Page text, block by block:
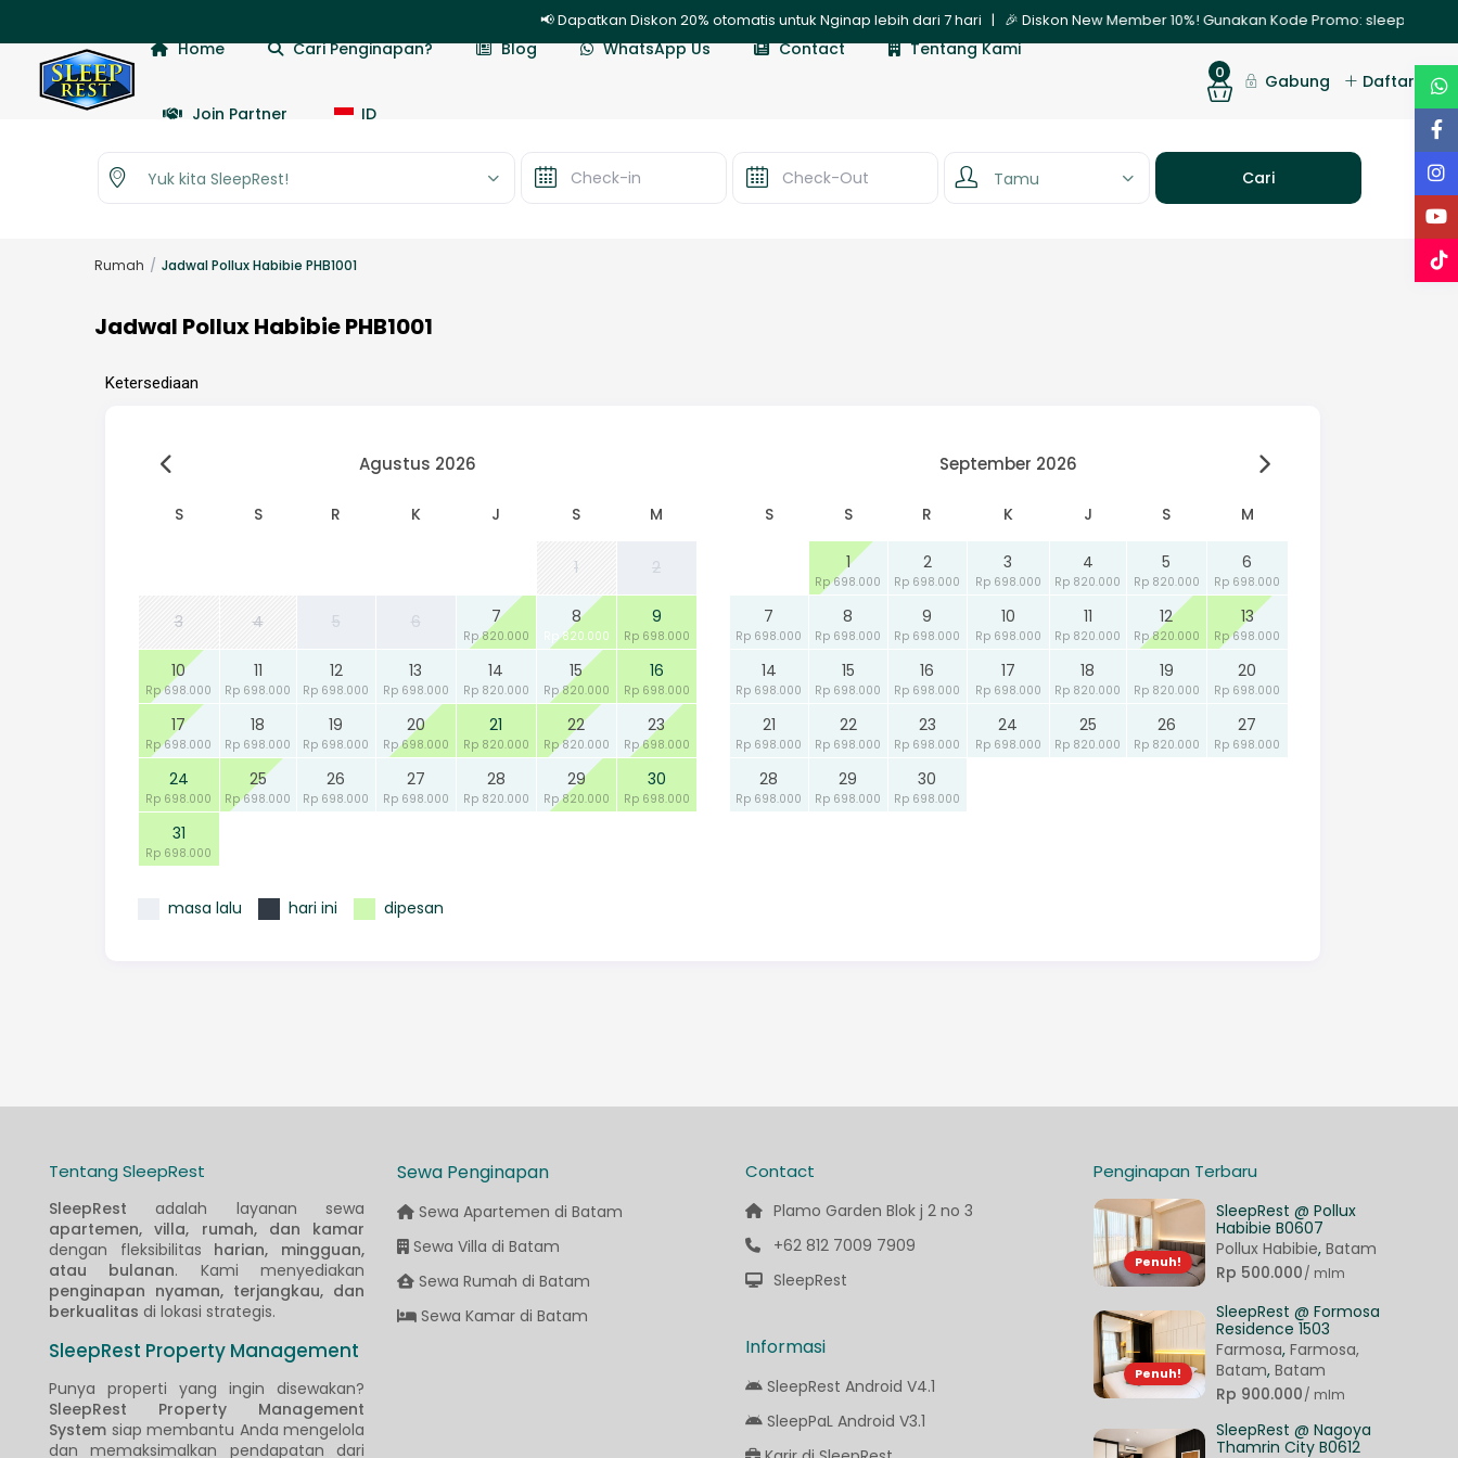
📢 Dapatkan Diskon 20% otomatis untuk Nginap lebih dari 7 hari | 🎉 Diskon New Member 10%! Gunakan Kode Promo: sleepnew
Home Cari Penginapan? Blog WhatsApp Us Contact Tentang Kami
Join Partner ID
0 Gabung Daftar
Yuk kita SleepRest! Tamu
Rumah Jadwal Pollux Habibie PHB1001
Jadwal Pollux Habibie PHB1001
Ketersediaan
Agustus 2026
S S R K J S M
1 2
3 4 5 6 7
Rp 820.000
8
Rp 820.000
9
Rp 698.000
10
Rp 698.000
11
Rp 698.000
12
Rp 698.000
13
Rp 698.000
14
Rp 820.000
15
Rp 820.000
16
Rp 698.000
17
Rp 698.000
18
Rp 698.000
19
Rp 698.000
20
Rp 698.000
21
Rp 820.000
22
Rp 820.000
23
Rp 698.000
24
Rp 698.000
25
Rp 698.000
26
Rp 698.000
27
Rp 698.000
28
Rp 820.000
29
Rp 820.000
30
Rp 698.000
31
Rp 698.000
September 2026
S S R K J S M
1
Rp 698.000
2
Rp 698.000
3
Rp 698.000
4
Rp 820.000
5
Rp 820.000
6
Rp 698.000
7
Rp 698.000
8
Rp 698.000
9
Rp 698.000
10
Rp 698.000
11
Rp 820.000
12
Rp 820.000
13
Rp 698.000
14
Rp 698.000
15
Rp 698.000
16
Rp 698.000
17
Rp 698.000
18
Rp 820.000
19
Rp 820.000
20
Rp 698.000
21
Rp 698.000
22
Rp 698.000
23
Rp 698.000
24
Rp 698.000
25
Rp 820.000
26
Rp 820.000
27
Rp 698.000
28
Rp 698.000
29
Rp 698.000
30
Rp 698.000
masa lalu hari ini dipesan
Tentang SleepRest
SleepRest adalah layanan sewa
apartemen, villa, rumah, dan kamar
dengan fleksibilitas harian, mingguan,
atau bulanan. Kami menyediakan
penginapan nyaman, terjangkau, dan
berkualitas di lokasi strategis.
SleepRest Property Management
Punya properti yang ingin disewakan?
SleepRest Property Management
System siap membantu Anda mengelola
dan memaksimalkan pendapatan dari
Sewa Penginapan
Sewa Apartemen di Batam
Sewa Villa di Batam
Sewa Rumah di Batam
Sewa Kamar di Batam
Contact
Plamo Garden Blok j 2 no 3
+62 812 7009 7909
SleepRest
Informasi
SleepRest Android V4.1
SleepPaL Android V3.1
Penginapan Terbaru
Penuh!
SleepRest @ Pollux
Habibie B0607
Pollux Habibie,Batam
Rp 500.000/ mlm
Penuh!
SleepRest @ Formosa
Residence 1503
Farmosa,Farmosa,
Batam,Batam
Rp 900.000/ mlm
SleepRest @ Nagoya
Thamrin City B0612